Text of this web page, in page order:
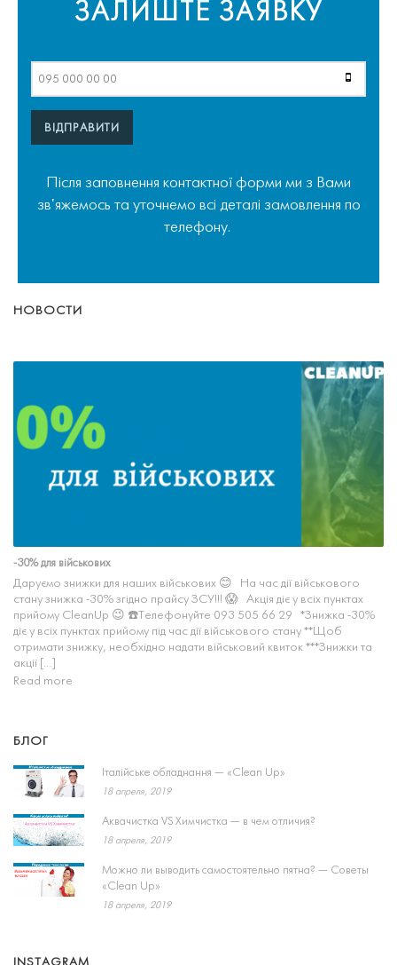
ЗАЛИШТЕ ЗАЯВКУ
ВІДПРАВИТИ
Після заповнення контактної форми ми з Вами
зв'яжемось та уточнемо всі деталі замовлення по
телефону.
НОВОСТИ
-30% для військових
Даруємо знижки для наших військових 😊 На час дії військового
стану знижка -30% згідно прайсу ЗСУ!!! 😱 Акція діє у всіх пунктах
прийому CleanUp 😉 ☎️Телефонуйте 093 505 66 29 *Знижка -30%
діє у всіх пунктах прийому під час дії військового стану **Щоб
отримати знижку, необхідно надати військовий квиток ***Знижки та
акції […]
Read more
БЛОГ
Італійське обладнання — «Clean Up»
18 апреля, 2019
Аквачистка VS Химчистка — в чем отличия?
18 апреля, 2019
Можно ли выводить самостоятельно пятна? — Советы
«Clean Up»
18 апреля, 2019